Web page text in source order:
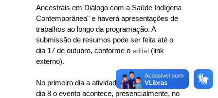
Ancestrais em Diálogo com a Saúde Indígena
Contemporânea" e haverá apresentações de
trabalhos ao longo da programação. A
submissão de resumos pode ser feita até o
dia 17 de outubro, conforme o edital (link
externo).
No primeiro dia a atividade será online e no
dia 8 o evento acontece, presencialmente, no